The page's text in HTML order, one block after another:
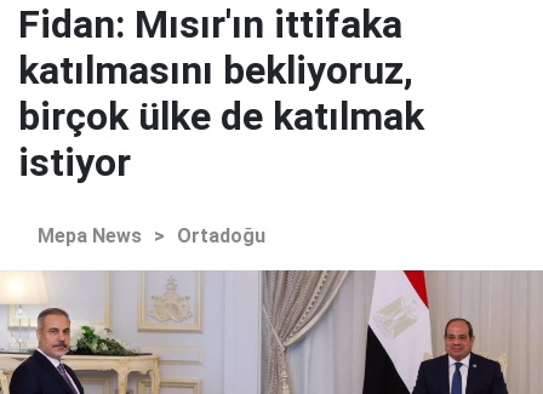
Fidan: Mısır'ın ittifaka
katılmasını bekliyoruz,
birçok ülke de katılmak
istiyor
Mepa News > Ortadoğu